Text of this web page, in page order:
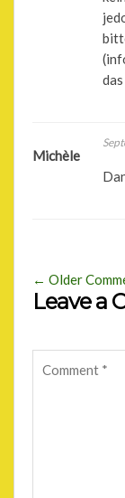
Michèle
← Older
Leave a